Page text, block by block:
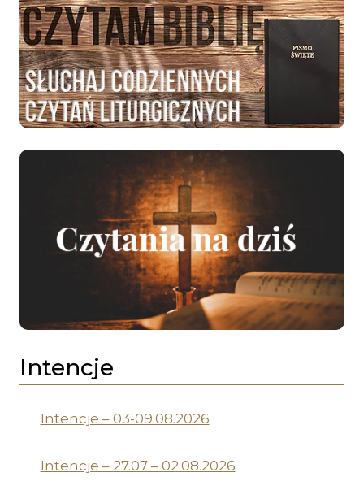
Intencje
Intencje – 03-09.08.2026
Intencje – 27.07 – 02.08.2026